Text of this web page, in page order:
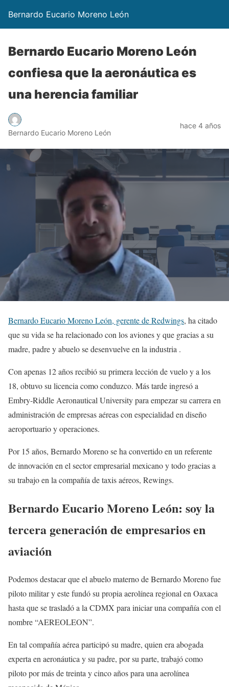
Bernardo Eucario Moreno León
Bernardo Eucario Moreno León
confiesa que la aeronáutica es
una herencia familiar
Bernardo Eucario Moreno León
hace 4 años
Bernardo Eucario Moreno León, gerente de Redwings, ha citado
que su vida se ha relacionado con los aviones y que gracias a su
madre, padre y abuelo se desenvuelve en la industria .
Con apenas 12 años recibió su primera lección de vuelo y a los
18, obtuvo su licencia como conduzco. Más tarde ingresó a
Embry-Riddle Aeronautical University para empezar su carrera en
administración de empresas aéreas con especialidad en diseño
aeroportuario y operaciones.
Por 15 años, Bernardo Moreno se ha convertido en un referente
de innovación en el sector empresarial mexicano y todo gracias a
su trabajo en la compañía de taxis aéreos, Rewings.
Bernardo Eucario Moreno León: soy la
tercera generación de empresarios en
aviación
Podemos destacar que el abuelo materno de Bernardo Moreno fue
piloto militar y este fundó su propia aerolínea regional en Oaxaca
hasta que se trasladó a la CDMX para iniciar una compañía con el
nombre “AEREOLEON”.
En tal compañía aérea participó su madre, quien era abogada
experta en aeronáutica y su padre, por su parte, trabajó como
piloto por más de treinta y cinco años para una aerolínea